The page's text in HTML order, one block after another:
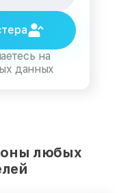
на
данных
любых